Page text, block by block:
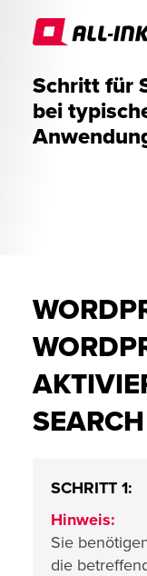
Schritt für
bei
SCHRITT 1:
Hinweis:
Sie
die